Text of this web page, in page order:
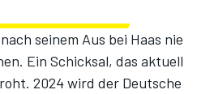
seinem Aus bei Haas nie
Ein Schicksal, das aktuell
2024 wird der Deutsche